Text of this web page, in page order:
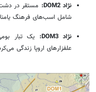
نژاد DOM2:
مستقر در
شامل اسب‌های فرهنگ
نژاد DOM3:
یک تبار
علفزارهای اروپا زندگی